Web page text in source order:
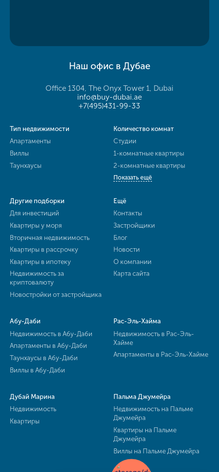
Наш офис в Дубае
Office 1304, The Onyx Tower 1, Dubai
info@buy-dubai.ae
+7(495)431-99-33
Тип недвижимости
Апартаменты
Виллы
Таунхаусы
Количество комнат
Студии
1-комнатные квартиры
2-комнатные квартиры
Показать ещё
Другие подборки
Для инвестиций
Квартиры у моря
Вторичная недвижимость
Квартиры в рассрочку
Квартиры в ипотеку
Недвижимость за
криптовалюту
Новостройки от застройщика
Ещё
Контакты
Застройщики
Блог
Новости
О компании
Карта сайта
Абу-Даби
Недвижимость в Абу-Даби
Апартаменты в Абу-Даби
Таунхаусы в Абу-Даби
Виллы в Абу-Даби
Рас-Эль-Хайма
Недвижимость в Рас-Эль-
Хайме
Апартаменты в Рас-Эль-Хайме
Дубай Марина
Недвижимость
Квартиры
Пальма Джумейра
Недвижимость на Пальме
Джумейра
Квартиры на Пальме
Джумейра
Виллы на Пальме Джумейра